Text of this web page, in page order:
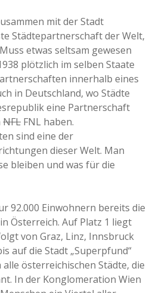
mit der Stadt
Städtepartnerschaft der Welt,
etwas seltsam gewesen
plötzlich im selben Staate
innerhalb eines
in Deutschland, wo Städte
eine Partnerschaft
NFL FNL haben.
sind eine der
dieser Welt. Man
bleiben und was für die
92.000 Einwohnern bereits die
Österreich. Auf Platz 1 liegt
von Graz, Linz, Innsbruck
auf die Stadt „Superpfund“
alle österreichischen Städte, die
In der Konglomeration Wien